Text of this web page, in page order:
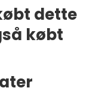
dette
købt